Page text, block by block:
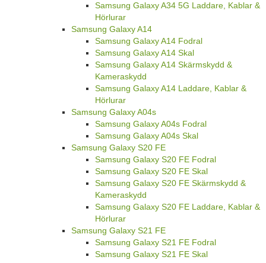
Samsung Galaxy A34 5G Laddare, Kablar &
Hörlurar
Samsung Galaxy A14
Samsung Galaxy A14 Fodral
Samsung Galaxy A14 Skal
Samsung Galaxy A14 Skärmskydd &
Kameraskydd
Samsung Galaxy A14 Laddare, Kablar &
Hörlurar
Samsung Galaxy A04s
Samsung Galaxy A04s Fodral
Samsung Galaxy A04s Skal
Samsung Galaxy S20 FE
Samsung Galaxy S20 FE Fodral
Samsung Galaxy S20 FE Skal
Samsung Galaxy S20 FE Skärmskydd &
Kameraskydd
Samsung Galaxy S20 FE Laddare, Kablar &
Hörlurar
Samsung Galaxy S21 FE
Samsung Galaxy S21 FE Fodral
Samsung Galaxy S21 FE Skal